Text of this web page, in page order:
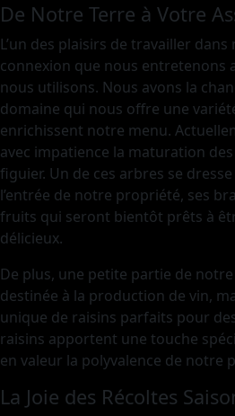
De Notre Terre à Votre
L’un des plaisirs de travailler
connexion que nous entretenons
nous utilisons. Nous avons la
domaine qui nous offre une
enrichissent notre menu.
avec impatience la maturation
figuier. Un de ces arbres se
l’entrée de notre propriété, ses
fruits qui seront bientôt prêts à
délicieux.
De plus, une petite partie de notre
destinée à la production de vin,
unique de raisins parfaits pour
raisins apportent une touche
en valeur la polyvalence de notre
La Joie des Récoltes